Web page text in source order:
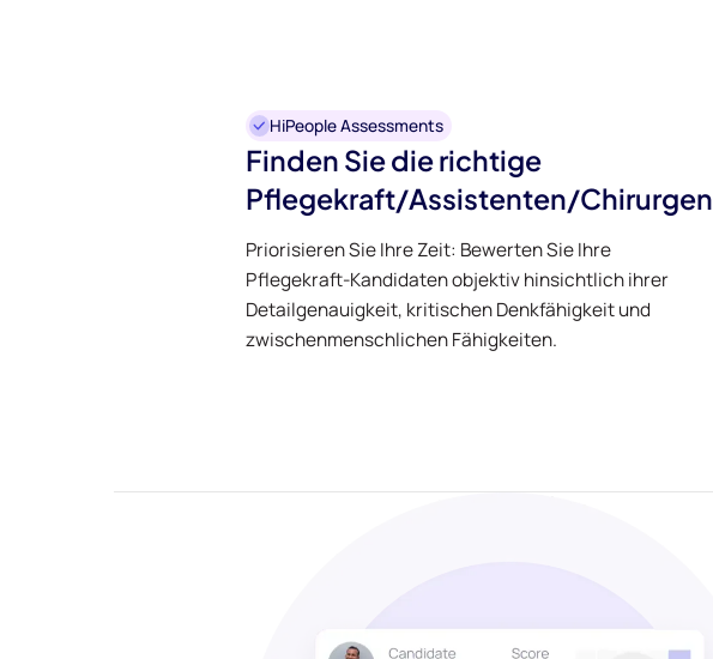
HiPeople Assessments
Finden Sie die richtige
Pflegekraft/Assistenten/Chirurgen
Priorisieren Sie Ihre Zeit: Bewerten Sie Ihre
Pflegekraft-Kandidaten objektiv hinsichtlich ihrer
Detailgenauigkeit, kritischen Denkfähigkeit und
zwischenmenschlichen Fähigkeiten.